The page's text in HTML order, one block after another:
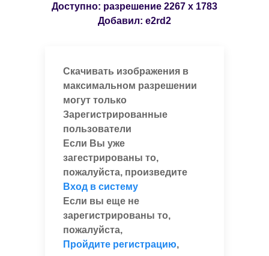
Доступно: разрешение 2267 x 1783
Добавил: e2rd2
Скачивать изображения в
максимальном разрешении
могут только
Зарегистрированные
пользователи
Если Вы уже
загестрированы то,
пожалуйста, произведите
Вход в систему
Если вы еще не
зарегистрированы то,
пожалуйста,
Пройдите регистрацию,